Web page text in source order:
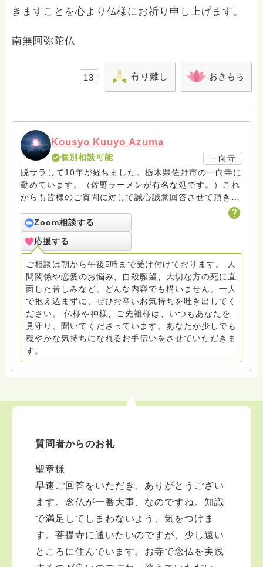
きますことを心より仏様にお祈り申し上げます。
南無阿弥陀仏
13 有り難し おきもち
Kousyo Kuuyo Azuma
個別相談可能
一向寺
脱サラして10年が経ちました。栃木県佐野市の一向寺に
勤めています。（佐野ラーメンが有名な処です。）これ
からも皆様のご質問に対して誠心誠意回答させて頂きた
いと存じます。まだまだ修行中の身ですので至らぬ点あ
ろうかとは存じますが共に精進して参りましょうね。お
寺にもお気軽に遊びに来てください。
Zoom相談する
応援する
ご相談は朝から午後5時まで受け付けております。 人
間関係や恋愛のお悩み、自殺願望、大切な方の死に直
面した苦しみなど、どんな内容でも構いません。一人
で抱え込まずに、ぜひお辛いお気持ちを吐き出してく
ださい。 仏様や神様、ご先祖様は、いつもあなたを
見守り、聞いてくださっています。あなたが少しでも
穏やかな気持ちになれるお手伝いをさせていただきま
す。
質問者からのお礼
聖章様
早速ご回答をいただき、ありがとうござい
ます。念仏が一番大事、なのですね。知識
で満足してしまわないよう、気をつけま
す。菩提寺に通いたいのですが、少し遠い
ところに住んでいます。お寺で念仏を実践